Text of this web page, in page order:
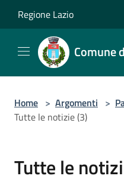
Regione Lazio
Comune
Home > Argomenti >
Tutte le notizie (3)
Tutte le